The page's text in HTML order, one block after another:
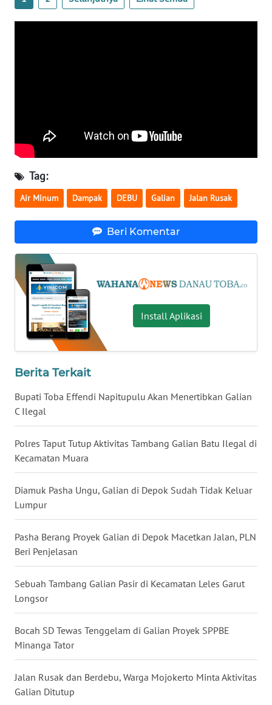
Tag:
Air Minum Dampak DEBU Galian Jalan Rusak
Beri Komentar
Install Aplikasi
Berita Terkait
Bupati Toba Effendi Napitupulu Akan Menertibkan Galian
C Ilegal
Polres Taput Tutup Aktivitas Tambang Galian Batu Ilegal di
Kecamatan Muara
Diamuk Pasha Ungu, Galian di Depok Sudah Tidak Keluar
Lumpur
Pasha Berang Proyek Galian di Depok Macetkan Jalan, PLN
Beri Penjelasan
Sebuah Tambang Galian Pasir di Kecamatan Leles Garut
Longsor
Bocah SD Tewas Tenggelam di Galian Proyek SPPBE
Minanga Tator
Jalan Rusak dan Berdebu, Warga Mojokerto Minta Aktivitas
Galian Ditutup
WN
WN
BALI
WN
KALTENG
WN
KALTARA
WN
KALSEL
KALTIM
WN
SULSEL
WN
GORONTALO
WN
SULUT
WN
WN